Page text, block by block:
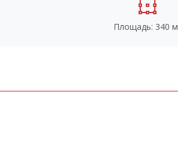
Площадь: 340 м